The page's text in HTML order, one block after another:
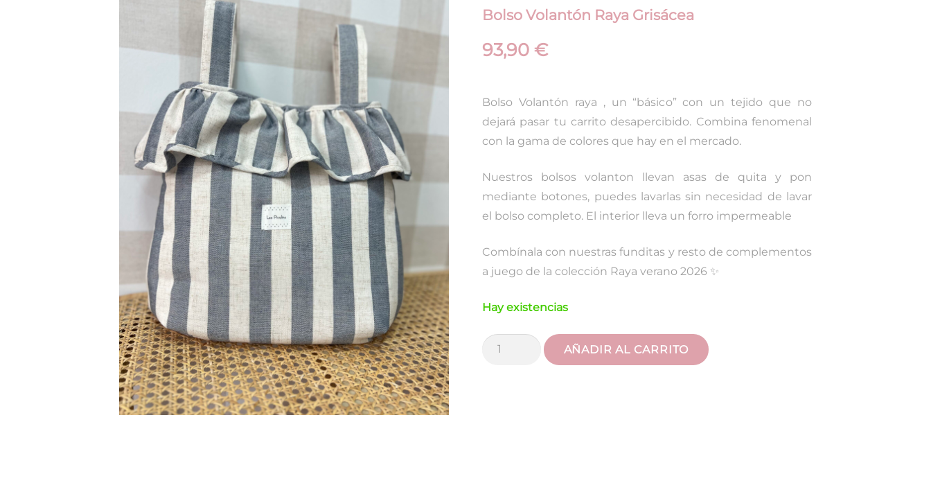
Bolso Volantón Raya Grisácea
93,90 €
Bolso Volantón raya , un “básico” con un tejido que no
dejará pasar tu carrito desapercibido. Combina fenomenal
con la gama de colores que hay en el mercado.
Nuestros bolsos volanton llevan asas de quita y pon
mediante botones, puedes lavarlas sin necesidad de lavar
el bolso completo. El interior lleva un forro impermeable
Combínala con nuestras funditas y resto de complementos
a juego de la colección Raya verano 2026 ✨
Hay existencias
Bolso
AÑADIR AL CARRITO